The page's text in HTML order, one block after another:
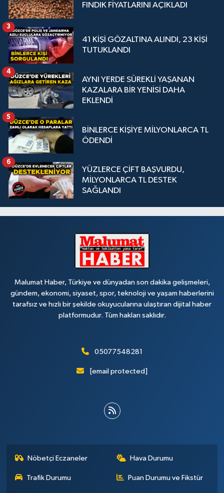
FINDIK FİYATLARINI AÇIKLADI
41 KİŞİ GÖZALTINA ALINDI, 23 KİŞİ
TUTUKLANDI
3
AYNI YERDE SÜREKLİ YAŞANAN
KAZALARA BİR YENİSİ DAHA
EKLENDİ
4
BİNLERCE KİŞİYE MİLYONLARCA TL
ÖDENDİ
5
YÜZLERCE ÇİFT BAŞVURDU,
MİLYONLARCA TL DESTEK
SAĞLANDI
6
Malumat Haber, Türkiye ve dünyadan son dakika gelişmeleri,
gündem, ekonomi, siyaset, spor, teknoloji ve yaşam haberlerini
tarafsız ve hızlı bir şekilde okuyucularına ulaştıran dijital haber
platformudur. Tüm hakları saklıdır.
05077548281
[email protected]
Nöbetçi Eczaneler Hava Durumu
Trafik Durumu Puan Durumu ve Fikstür